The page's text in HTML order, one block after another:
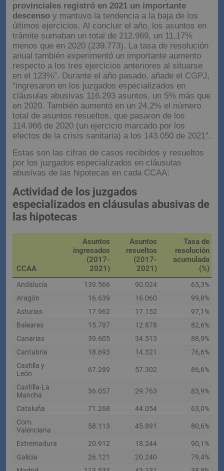
provinciales registró en 2021 un importante
descenso y mantuvo la tendencia a la baja de los
últimos ejercicios. Al concluir el año, los asuntos en
trámite sumaban un total de 212.969, un 11,17%
menos que en 2020 (239.773). La tasa de resolución
anual también experimentó un importante aumento
respecto a los tres ejercicios anteriores al situarse
en el 123%”. Durante el año pasado, añade el CGPJ,
“ingresaron en los juzgados especializados en
cláusulas abusivas 116.293 asuntos, un 5% más que
en 2020. También aumentó en un 24,2% el número
total de asuntos resueltos, que pasaron de los
114.966 de 2020 (un ejercicio marcado por los
efectos de la crisis sanitaria) a los 143.050 de 2021”.
Estas son las cifras de casos recibidos y resueltos
por los juzgados especializados en cláusulas
abusivas de las hipotecas en cada CCAA: